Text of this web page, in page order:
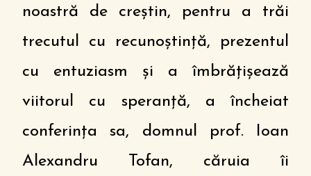
noastră de creștin, pentru a trăi
trecutul cu recunoștință, prezentul
cu entuziasm și a îmbrățișează
viitorul cu speranță, a încheiat
conferința sa, domnul prof. Ioan
Alexandru Tofan, căruia îi